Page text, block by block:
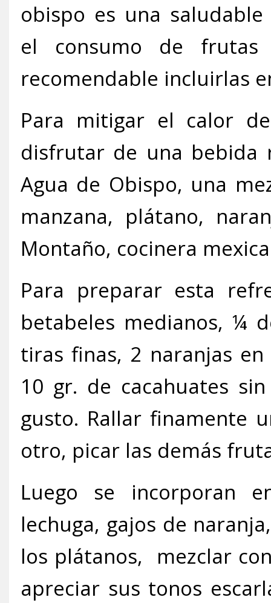
obispo es una
el consumo de
recomendable incluirlas
Para mitigar el calor
disfrutar de una bebida
Agua de Obispo, una
manzana, plátano,
Montaño, cocinera
Para preparar esta
betabeles medianos, ¼
tiras finas, 2 naranjas
10 gr. de cacahuates
gusto. Rallar finamente
otro, picar las demás
Luego se incorporan
lechuga, gajos de
los plátanos, mezclar
apreciar sus tonos